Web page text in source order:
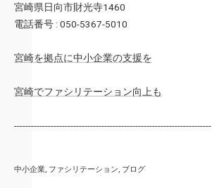
宮崎県日向市財光寺1460
電話番号 : 050-5367-5010
宮崎を拠点に中小企業の支援を
宮崎でファシリテーション向上も
----------------------------------------------------------------------
中小企業 ファシリテーション ブログ